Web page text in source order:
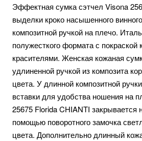
Эффектная сумка сэтчел Visona
выделки кроко насышенного
композитной ручкой на плечо.
полужесткого формата с
красителями. Женская кожаная
удлиненной ручкой из композита
цвета. У длинной композитной
вставки для удобства ношения на
25675 Florida CHIANTI закрывается
помощью поворотного замочка
цвета. Дополнительно длинный